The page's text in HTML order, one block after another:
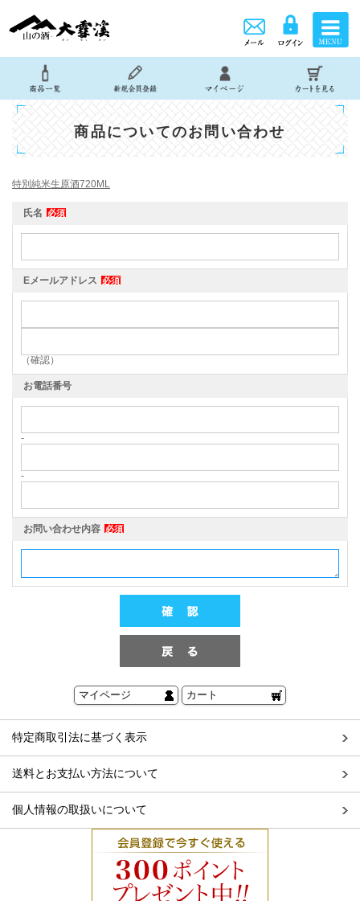
商品についてのお問い合わせ
特別純米生原酒720ML
氏名 必須
Eメールアドレス 必須
（確認）
お電話番号
-
-
お問い合わせ内容 必須
マイページ カート
特定商取引法に基づく表示
送料とお支払い方法について
個人情報の取扱いについて